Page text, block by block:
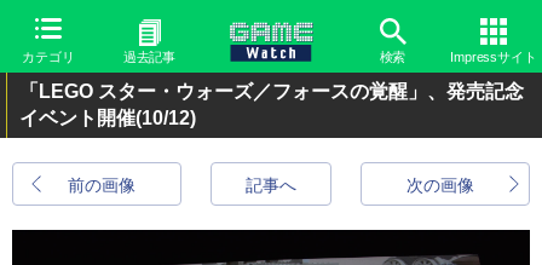
カテゴリ 過去記事 検索 Impressサイト
「LEGO スター・ウォーズ／フォースの覚醒」、発売記念
イベント開催(10/12)
前の画像 次の画像
記事へ